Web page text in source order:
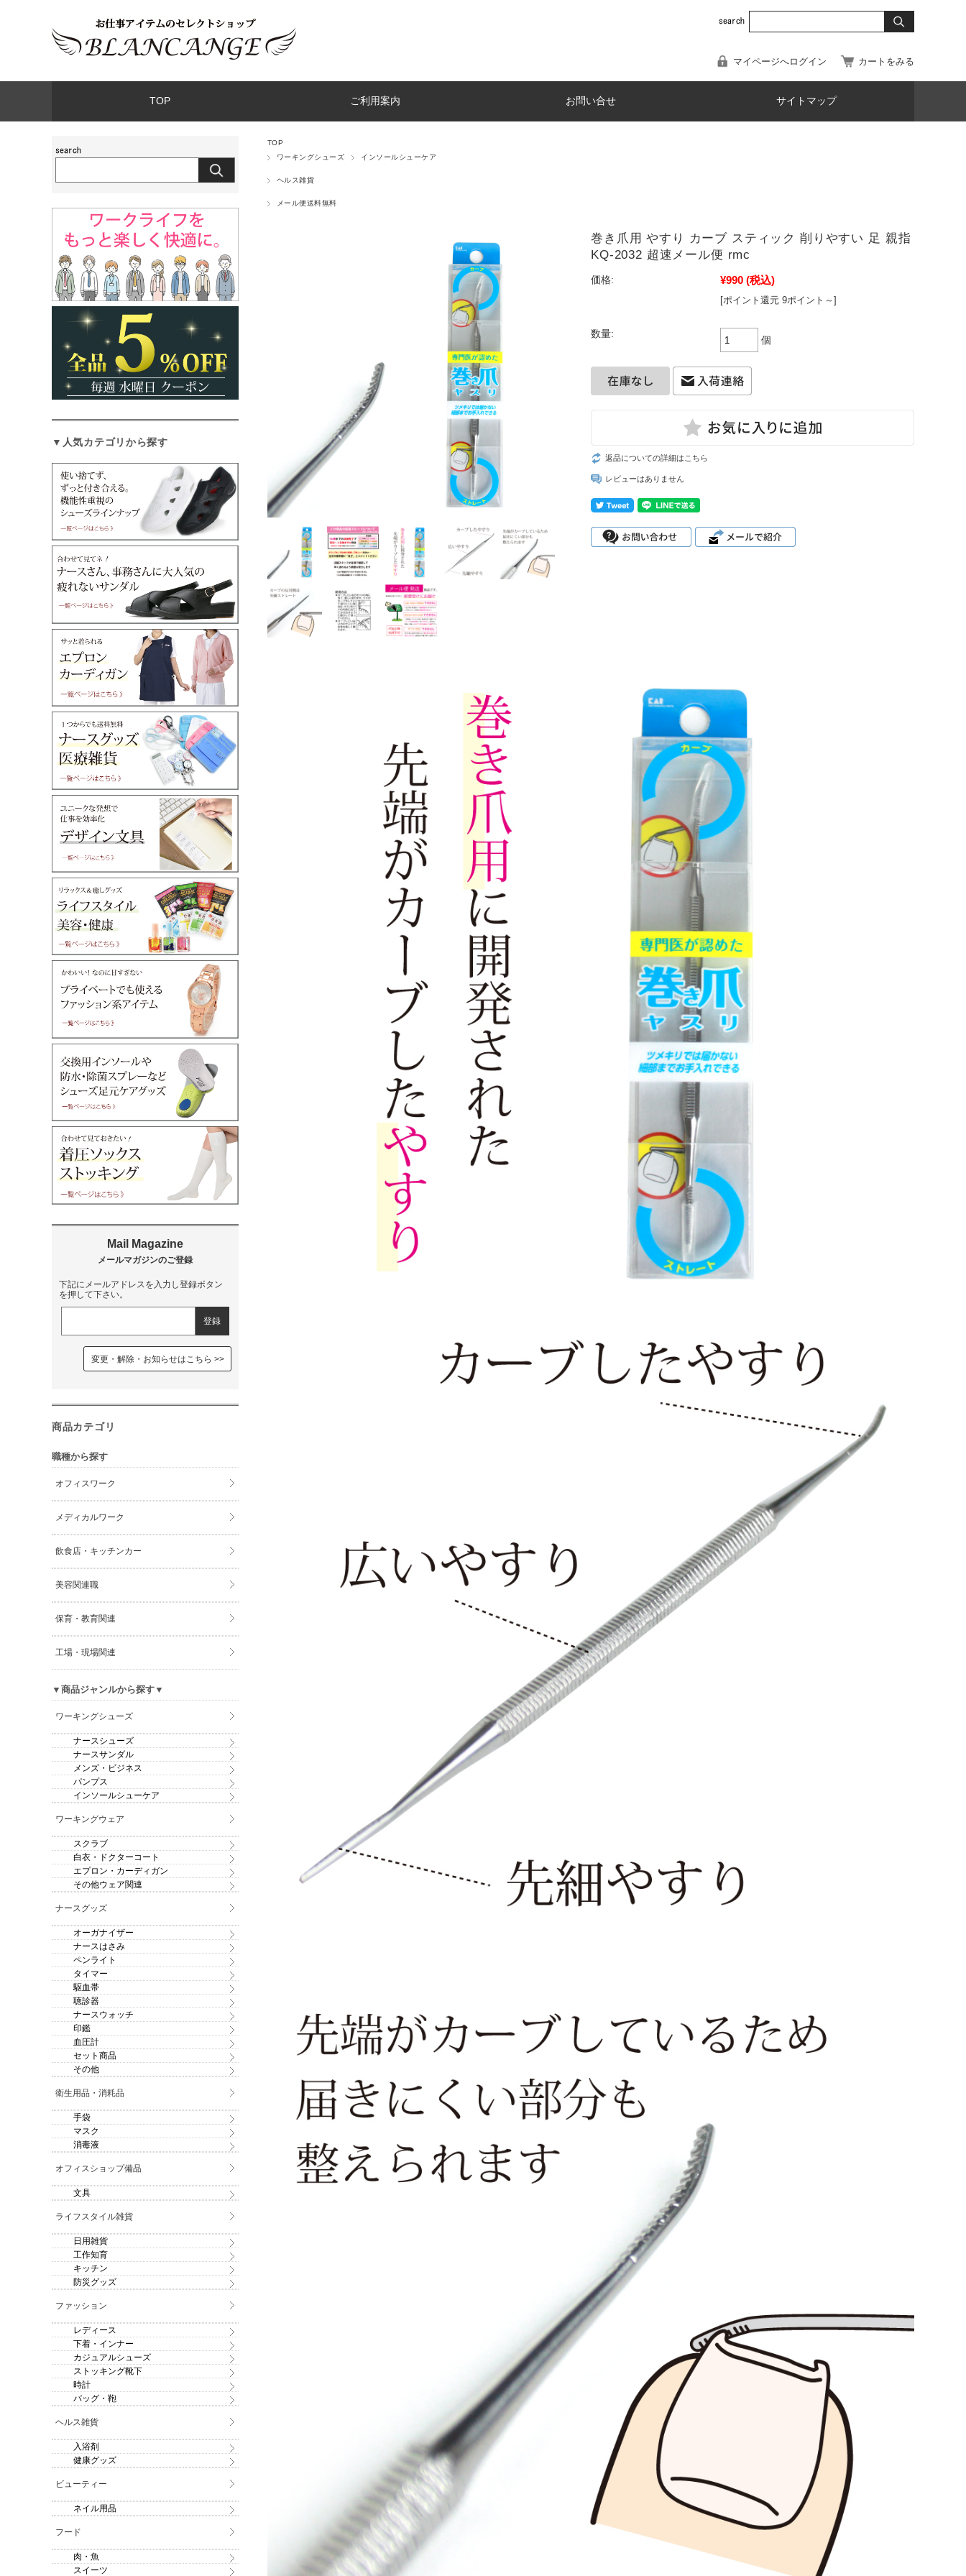
マイページへログイン カートをみる
TOP ご利用案内 お問い合せ サイトマップ
TOP
ワーキングシューズ
インソールシューケア
ヘルス雑貨
メール便送料無料
巻き爪用 やすり カーブ スティック 削りやすい 足 親指
KQ-2032 超速メール便 rmc
価格: ¥990 (税込)
[ポイント還元 9ポイント～]
数量:
個
返品についての詳細はこちら
レビューはありません
▼人気カテゴリから探す
下記にメールアドレスを入力し登録ボタン
を押して下さい。
変更・解除・お知らせはこちら
商品カテゴリ
職種から探す
オフィスワーク
メディカルワーク
飲食店・キッチンカー
美容関連職
保育・教育関連
工場・現場関連
▼商品ジャンルから探す▼
ワーキングシューズ
ナースシューズ
ナースサンダル
メンズ・ビジネス
パンプス
インソールシューケア
ワーキングウェア
スクラブ
白衣・ドクターコート
エプロン・カーディガン
その他ウェア関連
ナースグッズ
オーガナイザー
ナースはさみ
ペンライト
タイマー
駆血帯
聴診器
ナースウォッチ
印鑑
血圧計
セット商品
その他
衛生用品・消耗品
手袋
マスク
消毒液
オフィスショップ備品
文具
ライフスタイル雑貨
日用雑貨
工作知育
キッチン
防災グッズ
ファッション
レディース
下着・インナー
カジュアルシューズ
ストッキング靴下
時計
バッグ・鞄
ヘルス雑貨
入浴剤
健康グッズ
ビューティー
ネイル用品
フード
肉・魚
スイーツ